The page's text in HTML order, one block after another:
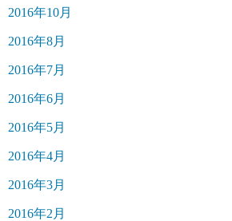
2016年10月
2016年8月
2016年7月
2016年6月
2016年5月
2016年4月
2016年3月
2016年2月